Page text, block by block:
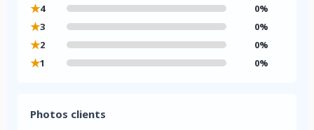
★4 0%
★3 0%
★2 0%
★1 0%
Photos clients